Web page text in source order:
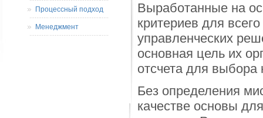
Выработанные на
критериев для
управленческих
основная цель их
отсчета для
Без определения
качестве основы
Процессный подход
Менеджмент